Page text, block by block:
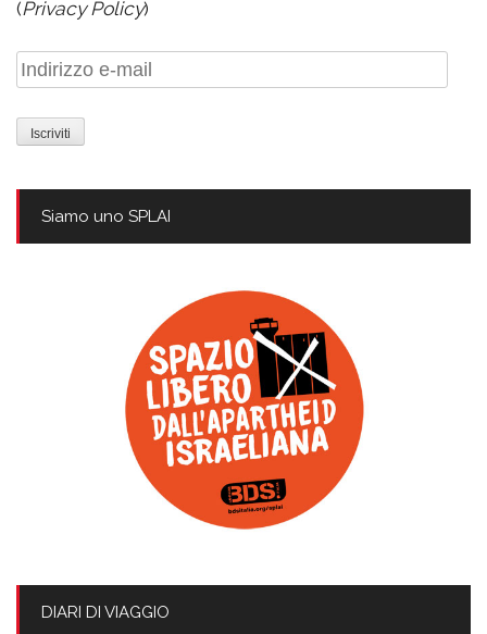
(Privacy Policy)
Indirizzo
e-
mail
Siamo uno SPLAI
DIARI DI VIAGGIO